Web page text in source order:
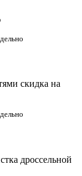
скидка на
дроссельной